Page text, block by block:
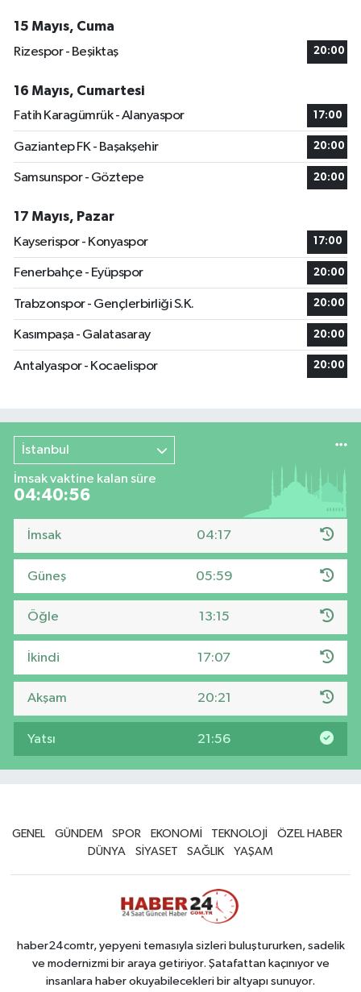
15 Mayıs, Cuma
Rizespor - Beşiktaş
20:00
16 Mayıs, Cumartesi
Fatih Karagümrük - Alanyaspor
17:00
Gaziantep FK - Başakşehir 20:00
Samsunspor - Göztepe 20:00
17 Mayıs, Pazar
Kayserispor - Konyaspor
17:00
Fenerbahçe - Eyüpspor 20:00
Trabzonspor - Gençlerbirliği S.K. 20:00
Kasımpaşa - Galatasaray 20:00
Antalyaspor - Kocaelispor 20:00
İstanbul
İmsak vaktine kalan süre
04:40:55
İmsak 04:17
Güneş 05:59
Öğle 13:15
İkindi 17:07
Akşam 20:21
Yatsı 21:56
GENEL GÜNDEM SPOR EKONOMİ TEKNOLOJİ
ÖZEL HABER
DÜNYA
SİYASET SAĞLIK YAŞAM
haber24comtr, yepyeni temasıyla sizleri buluştururken, sadelik
ve modernizmi bir araya getiriyor. Şatafattan kaçınıyor ve
insanlara haber okuyabilecekleri bir altyapı sunuyor.